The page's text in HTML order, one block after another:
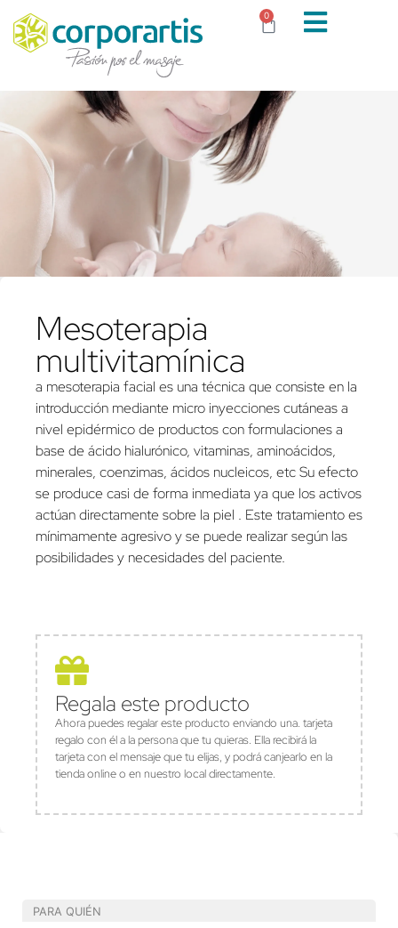
0
Mesoterapia
multivitamínica
a mesoterapia facial es una técnica que consiste en la
introducción mediante micro inyecciones cutáneas a
nivel epidérmico de productos con formulaciones a
base de ácido hialurónico, vitaminas, aminoácidos,
minerales, coenzimas, ácidos nucleicos, etc Su efecto
se produce casi de forma inmediata ya que los activos
actúan directamente sobre la piel . Este tratamiento es
mínimamente agresivo y se puede realizar según las
posibilidades y necesidades del paciente.
Regala este producto
Ahora puedes regalar este producto enviando una. tarjeta
regalo con él a la persona que tu quieras. Ella recibirá la
tarjeta con el mensaje que tu elijas, y podrá canjearlo en la
tienda online o en nuestro local directamente.
PARA QUIÉN